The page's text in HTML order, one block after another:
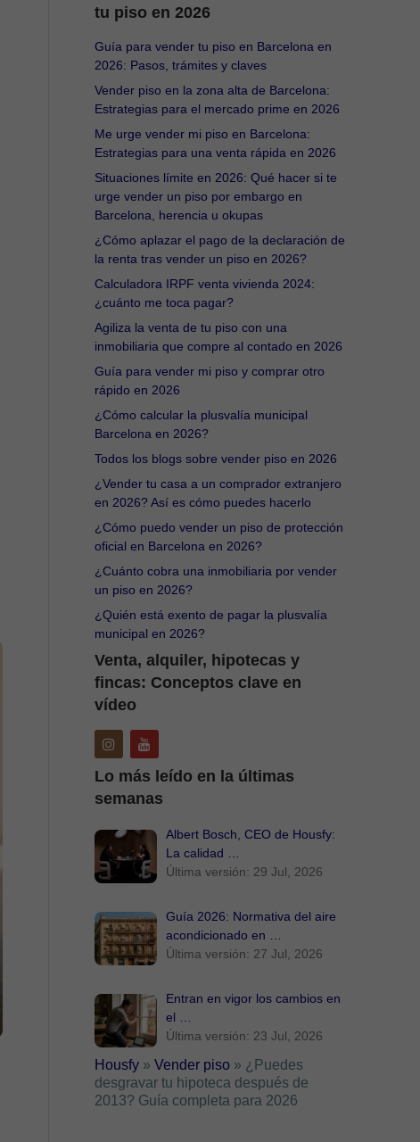
tu piso en 2026
Guía para vender tu piso en Barcelona en
2026: Pasos, trámites y claves
Vender piso en la zona alta de Barcelona:
Estrategias para el mercado prime en 2026
Me urge vender mi piso en Barcelona:
Estrategias para una venta rápida en 2026
Situaciones límite en 2026: Qué hacer si te
urge vender un piso por embargo en
Barcelona, herencia u okupas
¿Cómo aplazar el pago de la declaración de
la renta tras vender un piso en 2026?
Calculadora IRPF venta vivienda 2024:
¿cuánto me toca pagar?
Agiliza la venta de tu piso con una
inmobiliaria que compre al contado en 2026
Guía para vender mi piso y comprar otro
rápido en 2026
¿Cómo calcular la plusvalía municipal
Barcelona en 2026?
Todos los blogs sobre vender piso en 2026
¿Vender tu casa a un comprador extranjero
en 2026? Así es cómo puedes hacerlo
¿Cómo puedo vender un piso de protección
oficial en Barcelona en 2026?
¿Cuánto cobra una inmobiliaria por vender
un piso en 2026?
¿Quién está exento de pagar la plusvalía
municipal en 2026?
Venta, alquiler, hipotecas y
fincas: Conceptos clave en
vídeo
Lo más leído en la últimas
semanas
Albert Bosch, CEO de Housfy:
La calidad …
Última versión: 29 Jul, 2026
Guía 2026: Normativa del aire
acondicionado en …
Última versión: 27 Jul, 2026
Entran en vigor los cambios en
el …
Última versión: 23 Jul, 2026
Housfy »Vender piso » ¿Puedes
desgravar tu hipoteca después de
2013? Guía completa para 2026